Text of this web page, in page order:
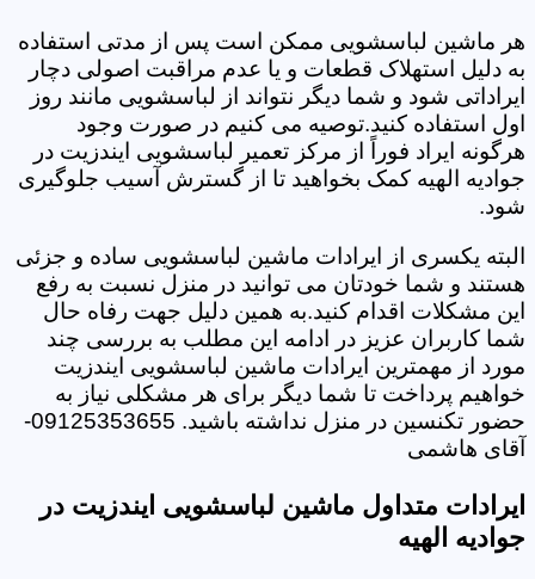
هر ماشین لباسشویی ممکن است پس از مدتی استفاده
به دلیل استهلاک قطعات و یا عدم مراقبت اصولی دچار
ایراداتی شود و شما دیگر نتواند از لباسشویی مانند روز
اول استفاده کنید.توصیه می کنیم در صورت وجود
هرگونه ایراد فوراً از مرکز تعمیر لباسشویی ایندزیت در
جوادیه الهیه کمک بخواهید تا از گسترش آسیب جلوگیری
شود.
البته یکسری از ایرادات ماشین لباسشویی ساده و جزئی
هستند و شما خودتان می توانید در منزل نسبت به رفع
این مشکلات اقدام کنید.به همین دلیل جهت رفاه حال
شما کاربران عزیز در ادامه این مطلب به بررسی چند
مورد از مهمترین ایرادات ماشین لباسشویی ایندزیت
خواهیم پرداخت تا شما دیگر برای هر مشکلی نیاز به
حضور تکنسین در منزل نداشته باشید. 09125353655-
آقای هاشمی
ایرادات متداول ماشین لباسشویی ایندزیت در
جوادیه الهیه